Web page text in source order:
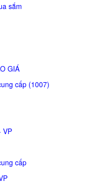
sắm
GIÁ
cấp (1007)
VP
cấp